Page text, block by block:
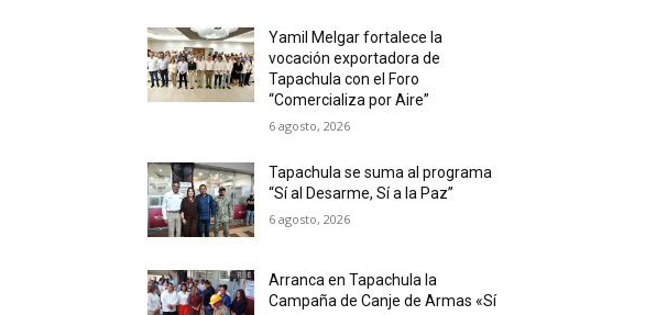
Yamil Melgar fortalece la
vocación exportadora de
Tapachula con el Foro
“Comercializa por Aire”
6 agosto, 2026
Tapachula se suma al programa
“Sí al Desarme, Sí a la Paz”
6 agosto, 2026
Arranca en Tapachula la
Campaña de Canje de Armas «Sí